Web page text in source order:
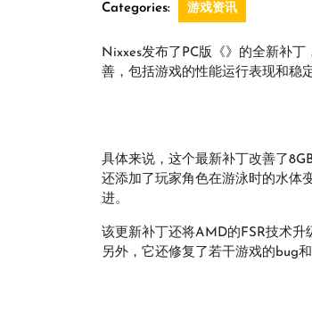
Categories: 游戏资讯
Nixxes发布了PC版《》的全新补
善，包括游戏的性能运行表现和稳
具体来说，这个最新补丁改善了
还添加了玩家角色在游泳时的水体
进。
该更新补丁还将AMD的FSR技术升
另外，它还修复了若干游戏的bug